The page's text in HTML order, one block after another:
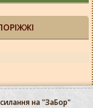
на "ЗаБор"